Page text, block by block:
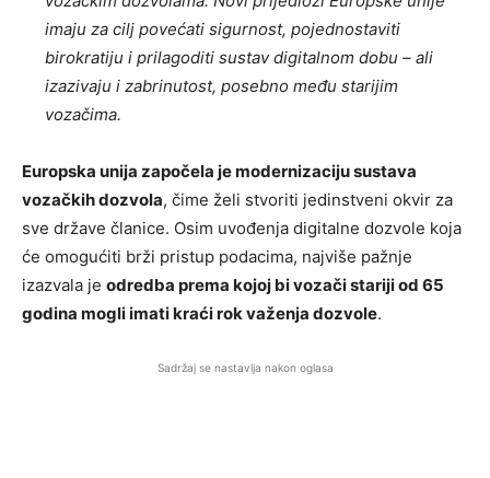
imaju za cilj povećati sigurnost, pojednostaviti
birokratiju i prilagoditi sustav digitalnom dobu – ali
izazivaju i zabrinutost, posebno među starijim
vozačima.
Europska unija započela je modernizaciju sustava
vozačkih dozvola, čime želi stvoriti jedinstveni okvir za
sve države članice. Osim uvođenja digitalne dozvole koja
će omogućiti brži pristup podacima, najviše pažnje
izazvala je odredba prema kojoj bi vozači stariji od 65
godina mogli imati kraći rok važenja dozvole.
Sadržaj se nastavlja nakon oglasa